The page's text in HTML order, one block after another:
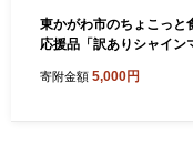
東かがわ市のちょこっと
応援品「訳ありシャイン
寄附金額 5,000円